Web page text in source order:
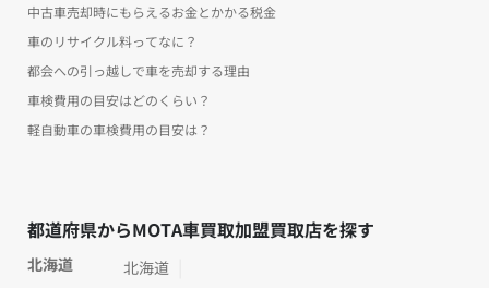
中古車売却時にもらえるお金とかかる税金
車のリサイクル料ってなに？
都会への引っ越しで車を売却する理由
車検費用の目安はどのくらい？
軽自動車の車検費用の目安は？
都道府県からMOTA車買取加盟買取店を探す
北海道
北海道